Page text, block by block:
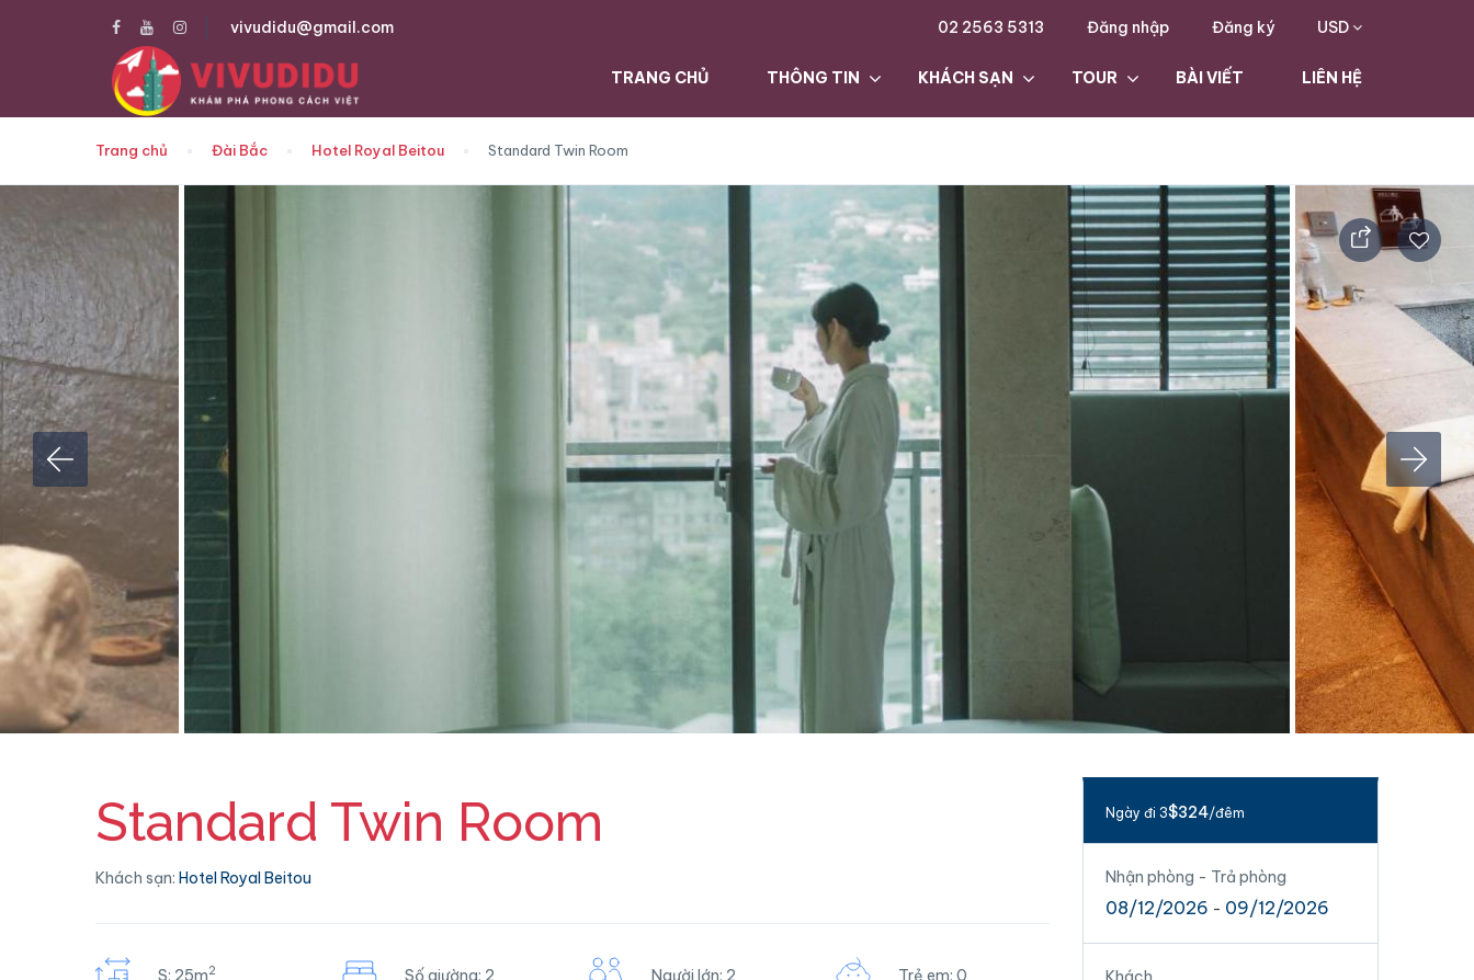
vivudidu@gmail.com 02 2563 5313 Đăng nhập Đăng ký USD
TRANG CHỦ THÔNG TIN KHÁCH SẠN TOUR BÀI VIẾT LIÊN HỆ
Trang chủ Đài Bắc Hotel Royal Beitou Standard Twin Room
Standard Twin Room
Khách sạn: Hotel Royal Beitou
S: 25m2 Số giường: 2 Người lớn: 2 Trẻ em: 0
Ngày đi 3$324/đêm
Nhận phòng - Trả phòng
08/12/2026 - 09/12/2026